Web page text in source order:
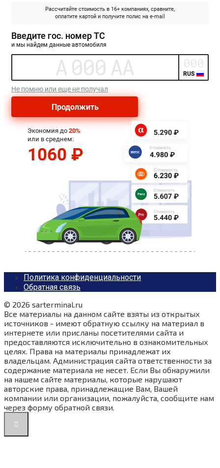
Политика конфиденциальности
Обратная связь
© 2026 sarterminal.ru
Все материалы на данном сайте взяты из открытых
источников - имеют обратную ссылку на материал в
интернете или присланы посетителями сайта и
предоставляются исключительно в ознакомительных
целях. Права на материалы принадлежат их
владельцам. Администрация сайта ответственности за
содержание материала не несет. Если Вы обнаружили
на нашем сайте материалы, которые нарушают
авторские права, принадлежащие Вам, Вашей
компании или организации, пожалуйста, сообщите нам
через форму обратной связи.